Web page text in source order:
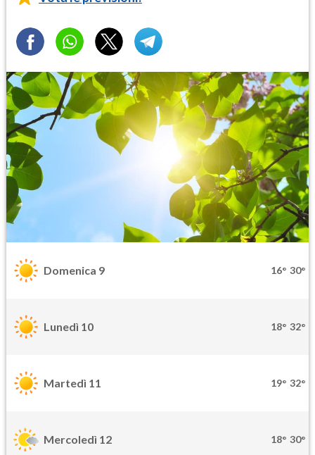
Domenica 9 16° 30°
Lunedì 10 18° 32°
Martedì 11 19° 32°
Mercoledì 12 18° 30°